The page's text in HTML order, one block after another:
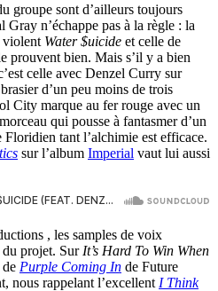
groupe sont d’ailleurs toujours
n’échappe pas à la règle : la
violent Water $uicide et celle de
prouvent bien. Mais s’il y a bien
celle avec Denzel Curry sur
d’un peu moins de trois
City marque au fer rouge avec un
qui pousse à fantasmer d’un
tant l’alchimie est efficace.
sur l’album Imperial vaut lui aussi
, les samples de voix
du projet. Sur It’s Hard To Win When
de Purple Coming In de Future
nous rappelant l’excellent I Think